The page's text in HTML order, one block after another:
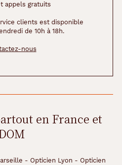
appels gratuits
clients est disponible
de 10h à 18h.
nous
en France et
- Opticien Lyon - Opticien